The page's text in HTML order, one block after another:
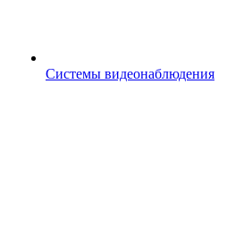
Системы видеонаблюдения